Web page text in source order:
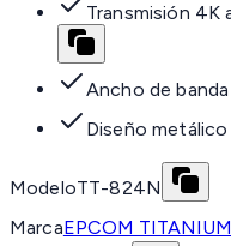
Transmisión
Ancho de
Diseño
ModeloTT-824N
MarcaEPCOM TITANIUM